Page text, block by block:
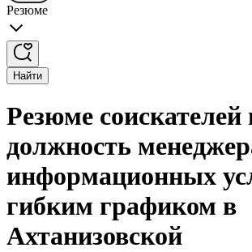
Резюме
Найти
Резюме соискателей
должность
информационных
гибким графиком в
Ахтанизовской